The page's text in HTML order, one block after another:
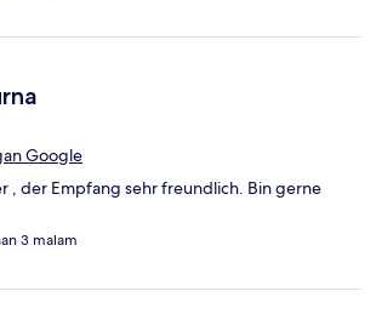
Google
, der Empfang sehr freundlich. Bin gerne
3 malam